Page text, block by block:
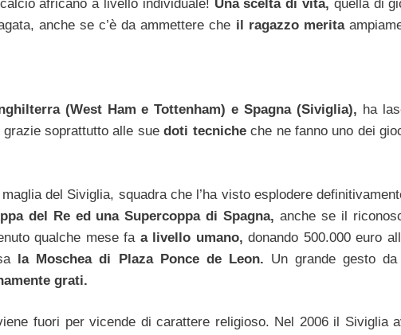
africano a livello individuale! Una scelta di vita, quella di
anche se c’è da ammettere che il ragazzo merita
(West Ham e Tottenham) e Spagna (Siviglia), ha
soprattutto alle suedoti tecnicheche ne fanno uno dei
del Siviglia, squadra che l’ha visto esplodere
del Re ed una Supercoppa di Spagna, anche se il
qualche mese fa a livello umano,donando 500.000 euro
la Moschea di Plaza Ponce de Leon. Un grande gesto
grati.
fuori per vicende di carattere religioso. Nel 2006 il Siviglia